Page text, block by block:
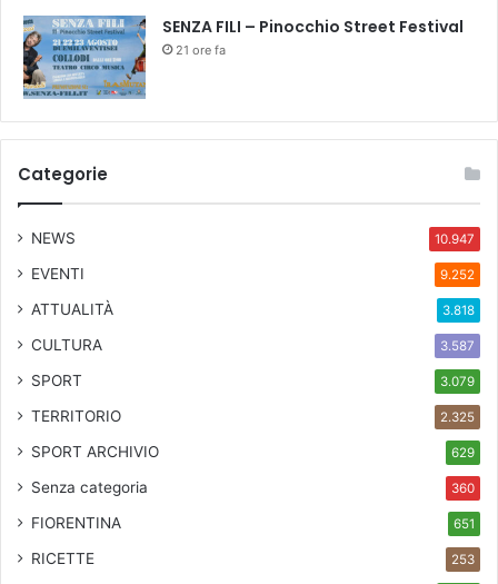
SENZA FILI – Pinocchio Street Festival
21 ore fa
Categorie
NEWS 10.947
EVENTI 9.252
ATTUALITÀ 3.818
CULTURA 3.587
SPORT 3.079
TERRITORIO 2.325
SPORT ARCHIVIO 629
Senza categoria 360
FIORENTINA 651
RICETTE 253